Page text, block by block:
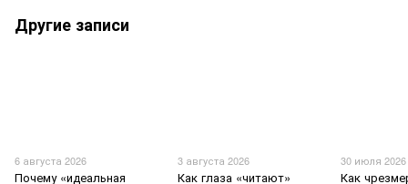
Другие записи
6 августа 2026
Почему «идеальная
3 августа 2026
Как глаза «читают»
30 июля 2026
Как